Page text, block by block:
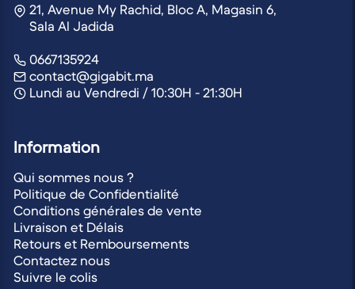
21, Avenue My Rachid, Bloc A, Magasin 6,
Sala Al Jadida
0667135924
contact@gigabit.ma
Lundi au Vendredi / 10:30H - 21:30H
Information
Qui sommes nous ?
Politique de Confidentialité
Conditions générales de vente
Livraison et Délais
Retours et Remboursements
Contactez nous
Suivre le colis